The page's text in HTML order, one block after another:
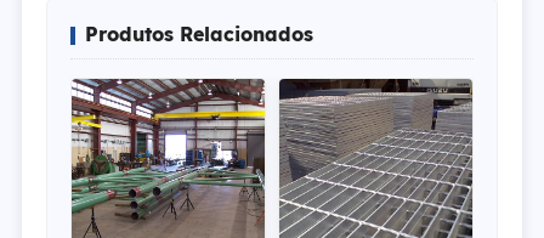
Produtos Relacionados